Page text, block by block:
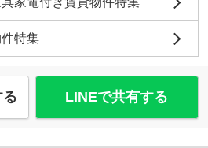
特集
LINEで共有する